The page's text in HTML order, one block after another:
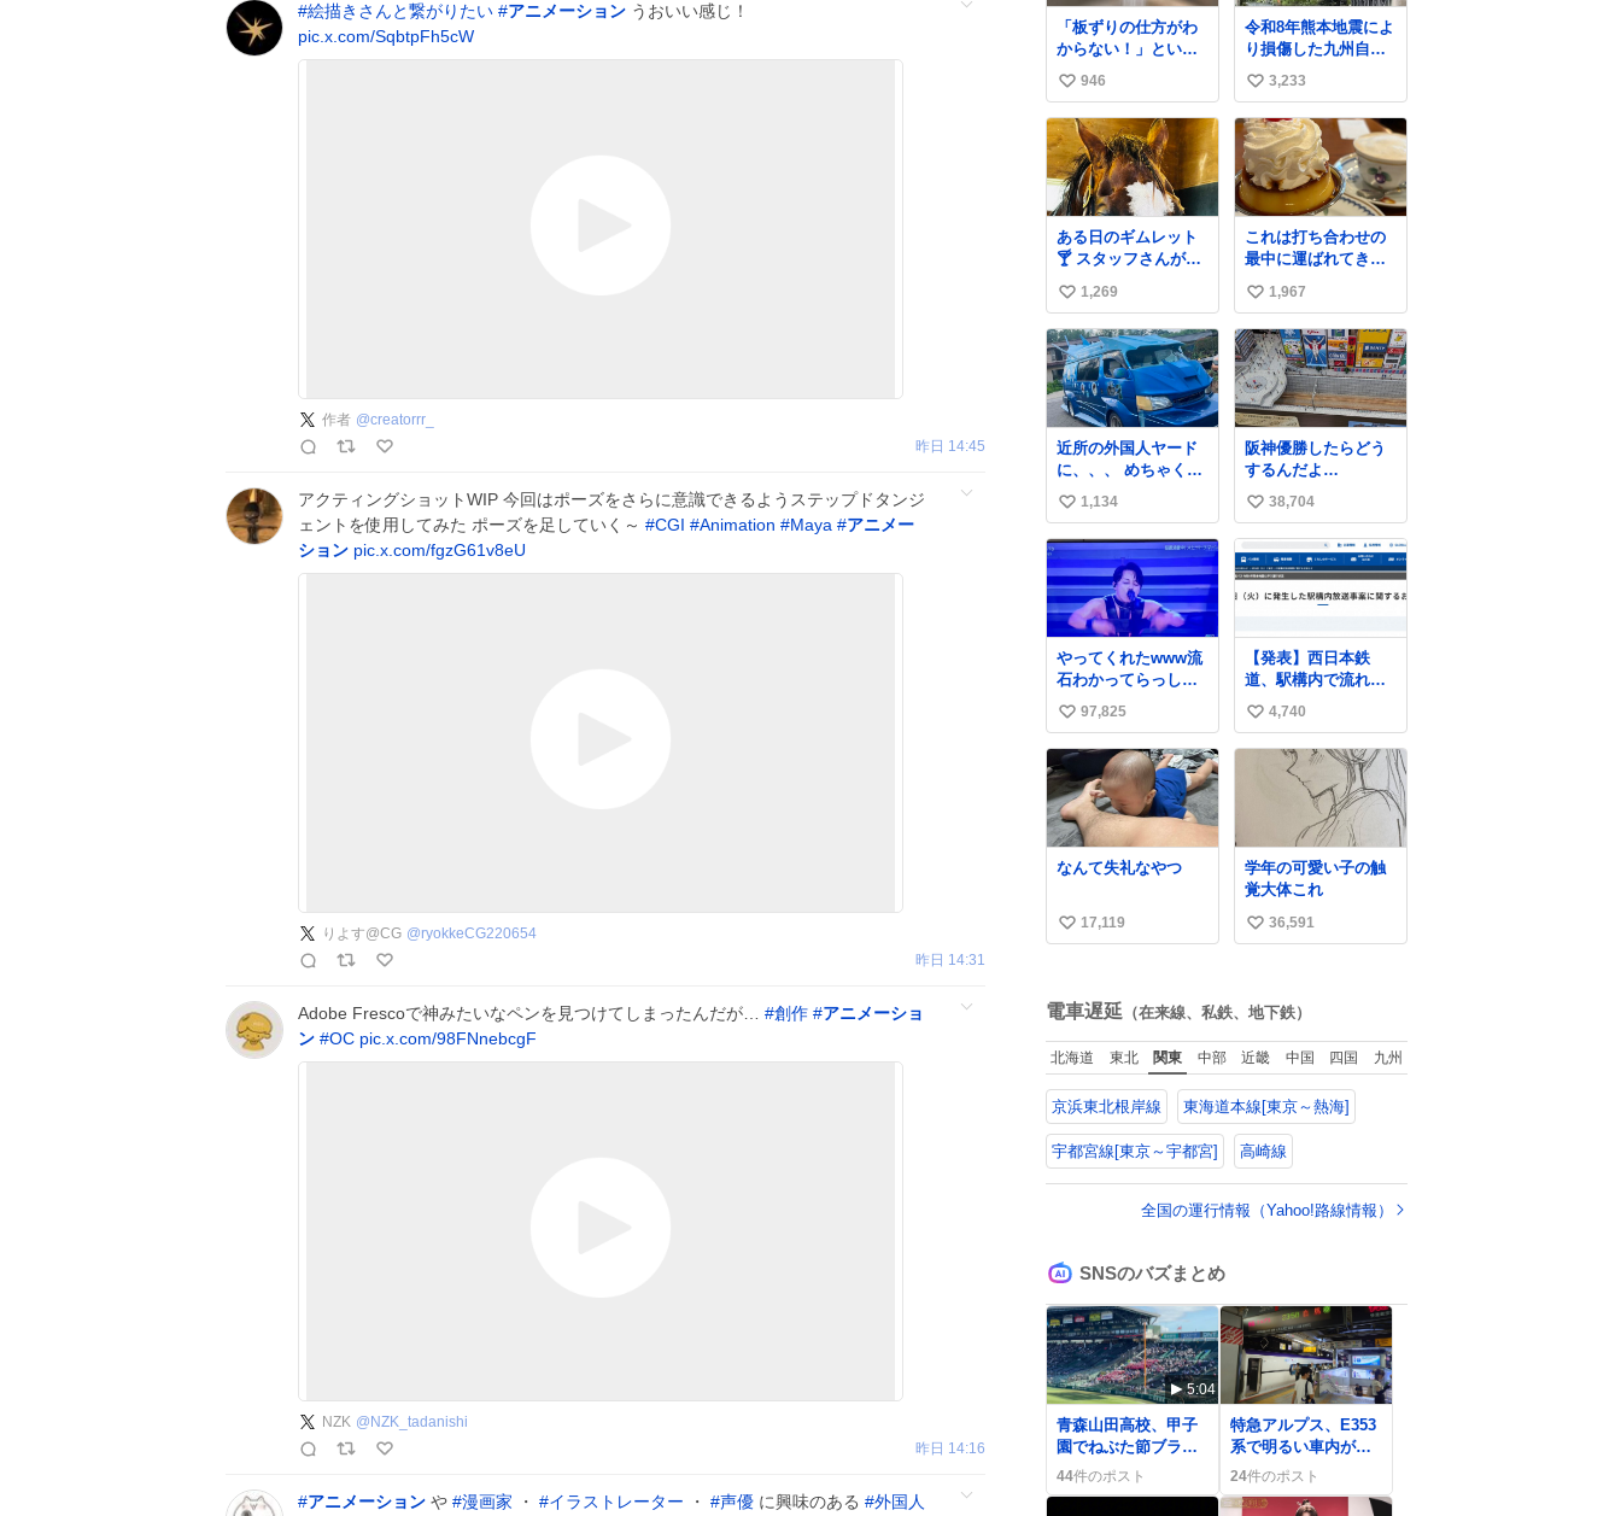
#絵描きさんと繋がりたい #アニメーション うおいい感じ！
pic.x.com/SqbtpFh5cW
作者 @creatorrr_
昨日 14:45
アクティングショットWIP 今回はポーズをさらに意識できるようステップドタンジ
ェントを使用してみた ポーズを足していく～ #CGI #Animation #Maya #アニメー
ション pic.x.com/fgzG61v8eU
りよす@CG @ryokkeCG220654
昨日 14:31
Adobe Frescoで神みたいなペンを見つけてしまったんだが… #創作 #アニメーショ
ン #OC pic.x.com/98FNnebcgF
NZK @ NZK_tadanishi
昨日 14:16
#アニメーション や #漫画家 ・ #イラストレーター ・ #声優 に興味のある #外国人
「板ずりの仕方がわ
からない！」という
方に朗報📢 実はオク
ラの下処理は“ネット
に入れたままこすり
洗いするだけ”でOK
👍 簡単に産毛や汚れ
が落ちますよ✨
い
い
ね
数
946
令和8年熊本地震によ
り損傷した九州自動
車道 片野川橋（下
り線）の復旧作業を
行っています。 タイ
ムラプス動画で、段
差が生じた橋桁をジ
ャッキアップしてい
る様子をご紹介しま
す。 引き続き、早期
復旧に向けて着実に
工事を進めてまいり
ます。 #NEXCO西日
本 #熊本地震
い
い
ね
数
3,233
ある日のギムレット
🍸 スタッフさんが前
髪を編んでラーメン
マンみたいになって
ました笑 何か言いた
げ…に見えます🤭 #
タニノギムレット
い
い
ね
数
1,269
これは打ち合わせの
最中に運ばれてきて
私の理性を根こそぎ
奪い去ったプリンの
写真です。
い
い
ね
数
1,967
近所の外国人ヤード
に、、、 めちゃくち
ゃ有名車捨てられて
ました😭 外装ぼろぼ
ろだし、、 中も何に
も残ってないし、、
可哀想に😢😢 今まで
数十年お疲れ様でし
た、、 #バニング #
当時 #廃車 #勿体
無い
い
い
ね
数
1,134
阪神優勝したらどう
するんだよ…
い
い
ね
数
38,704
やってくれたwww流
石わかってらっしゃ
る🤣🤣🤣 #Mステ #西
川貴教
い
い
ね
数
97,825
【発表】西日本鉄
道、駅構内で流れ
た“不適切音声”に声
明「被害届も検討」
news.livedoor.com/
article/detail… 4日に
西鉄福岡（天神）駅
および薬院駅で発生
した駅構内放送事案
について声明を公表
した。「第三者によ
って駅構内放送設備
に外部から不正に音
声が流された可能性
い
い
4,740
なんて失礼なやつ
い
数
17,119
学年の可愛い子の触
覚大体これ
い
数
36,591
電車遅延 （在来線、私鉄、地下鉄）
北海道 東北 関東 中部 近畿 中国 四国 九州
京浜東北根岸線 東海道本線[東京～熱海]
宇都宮線[東京～宇都宮] 高崎線
全国の運行情報（Yahoo!路線情報）
SNSのバズまとめ
5:04
青森山田高校、甲子
園でねぶた節ブラス
バンドと共に得点連
発にファン歓喜
44件のポスト
特急アルプス、E353
系で明るい車内が話
題に 乗客は「快
適」や「灯りがすご
い」と歓喜
24件のポスト